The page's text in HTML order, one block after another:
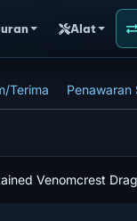
Alat
Terima Penawaran
Venomcrest